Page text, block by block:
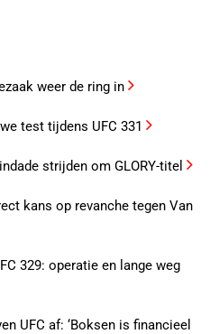
weer de ring in
test tijdens UFC 331
strijden om GLORY-titel
kans op revanche tegen Van
329: operatie en lange weg
UFC af: ‘Boksen is financieel